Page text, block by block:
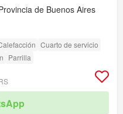
de Buenos Aires
Cuarto de servicio
Parrilla